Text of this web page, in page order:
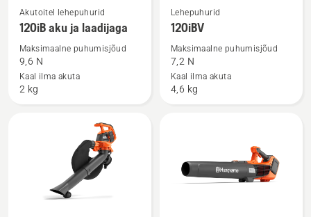
Vaata
rohkem
toote
120iB
aku
Akutoitel lehepuhurid
120iB aku ja laadijaga
Maksimaalne puhumisjõud
9,6 N
Kaal ilma akuta
2 kg
Vaata
rohkem
toote
120iBV
kohta
Lehepuhurid
120iBV
Maksimaalne puhumisjõud
7,2 N
Kaal ilma akuta
4,6 kg